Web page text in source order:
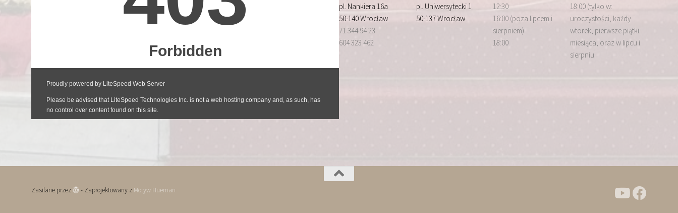
pl. Nankiera 16a
50-140 Wrocław
71 344 94 23
604 323 462
pl. Uniwersytecki 1
50-137 Wrocław
12:30
16:00 (poza lipcem i
sierpniem)
18:00
18:00 (tylko w:
uroczystości, każdy
wtorek, pierwsze piątki
miesiąca, oraz w lipcu i
sierpniu
Zasilane przez - Zaprojektowany z Motyw Hueman